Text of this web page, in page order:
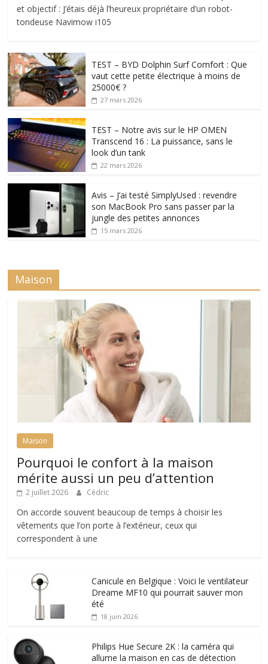
et objectif : J’étais déjà l’heureux propriétaire d’un robot-
tondeuse Navimow i105
TEST – BYD Dolphin Surf Comfort : Que
vaut cette petite électrique à moins de
25000€ ?
27 mars 2026
TEST – Notre avis sur le HP OMEN
Transcend 16 : La puissance, sans le
look d’un tank
22 mars 2026
Avis – J’ai testé SimplyUsed : revendre
son MacBook Pro sans passer par la
jungle des petites annonces
15 mars 2026
Maison
Maison
Pourquoi le confort à la maison
mérite aussi un peu d’attention
2 juillet 2026 Cédric
On accorde souvent beaucoup de temps à choisir les
vêtements que l’on porte à l’extérieur, ceux qui
correspondent à une
Canicule en Belgique : Voici le ventilateur
Dreame MF10 qui pourrait sauver mon
été
18 juin 2026
Philips Hue Secure 2K : la caméra qui
allume la maison en cas de détection